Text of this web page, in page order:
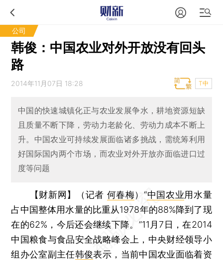
公司
韩俊：中国农业对外开放没有回头
路
2014年11月07日 18:28 T中
中国的快速城镇化正与农业发展争水，耕地资源短缺
且质量不断下降，劳动力老龄化、劳动力成本不断上
升。中国农业可持续发展面临诸多挑战，需统筹利用
好国际国内两个市场，而农业对外开放亦面临进口过
度等问题
【财新网】（记者 何春梅）“中国农业用水量
占中国整体用水量的比重从1978年的88%降到了现
在的62%，今后还会继续下降。”11月7日，在2014
中国粮食与食品安全战略峰会上，中央财经领导小
组办公室副主任韩俊表示，当前中国农业面临着资